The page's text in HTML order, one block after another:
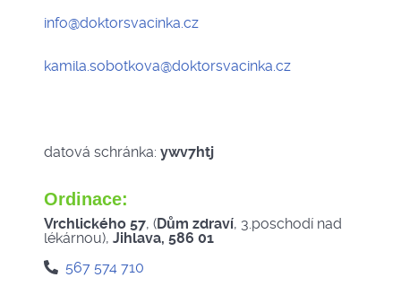
info@doktorsvacinka.cz
kamila.sobotkova@doktorsvacinka.cz
datová schránka: ywv7htj
Ordinace:
Vrchlického 57, (Dům zdraví, 3.poschodí nad
lékárnou), Jihlava, 586 01
567 574 710